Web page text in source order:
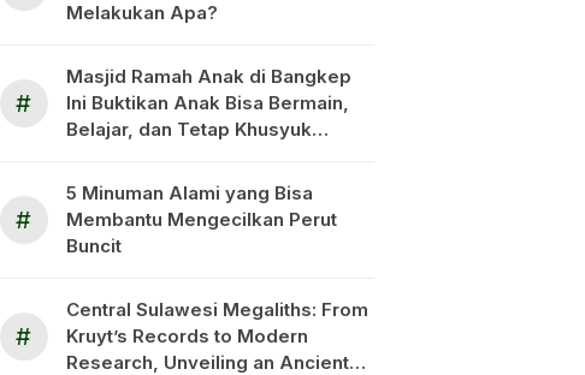
Melakukan Apa?
#
Masjid Ramah Anak di Bangkep
Ini Buktikan Anak Bisa Bermain,
Belajar, dan Tetap Khusyuk
#
5 Minuman Alami yang Bisa
Membantu Mengecilkan Perut
Buncit
#
Central Sulawesi Megaliths: From
Kruyt’s Records to Modern
Research, Unveiling an Ancient